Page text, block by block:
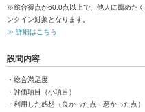
※総合得点が60.0点以上で、他人に薦めた
ンクイン対象となります。
≫ 詳細はこちら
設問内容
・総合満足度
・評価項目（小項目）
・利用した感想（良かった点・悪かった点）